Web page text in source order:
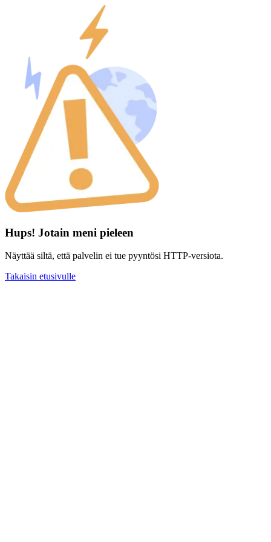
Hups! Jotain meni pieleen
Näyttää siltä, että palvelin ei tue pyyntösi HTTP-versiota.
Takaisin etusivulle